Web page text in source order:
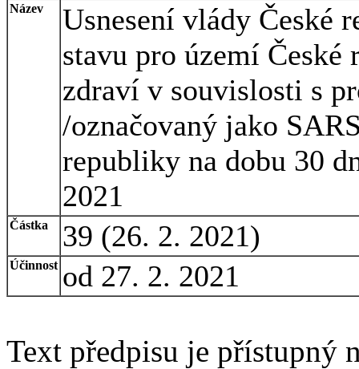
Název
Usnesení vlády České
stavu pro území
zdraví v souvislosti s
/označovaný jako
republiky na dobu 30
2021
Částka 39 (26. 2. 2021)
Účinnost od 27. 2. 2021
Text předpisu je přístupný